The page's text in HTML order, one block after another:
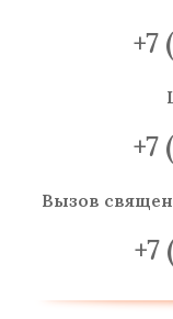
+7
+7
Вызов
+7